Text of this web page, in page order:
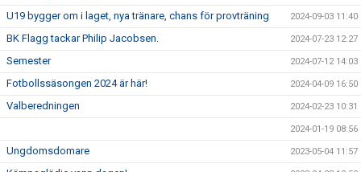
U19 bygger om i laget, nya tränare, chans för provträning 2024-09-03 11:40
BK Flagg tackar Philip Jacobsen. 2024-07-23 12:27
Semester 2024-07-12 14:03
Fotbollssäsongen 2024 är här! 2024-04-09 16:50
Valberedningen 2024-02-23 10:31
2024-01-19 08:56
Ungdomsdomare 2023-05-04 11:57